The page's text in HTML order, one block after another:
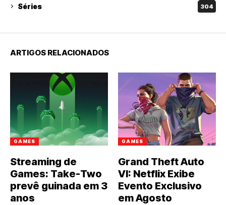
Séries 304
ARTIGOS RELACIONADOS
GAMES
Streaming de
Games: Take-Two
prevê guinada em 3
anos
GAMES
Grand Theft Auto
VI: Netflix Exibe
Evento Exclusivo
em Agosto